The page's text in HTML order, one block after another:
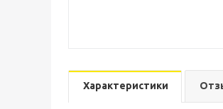
Характеристики